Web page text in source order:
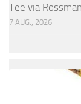
Tee via
7 AUG., 2026